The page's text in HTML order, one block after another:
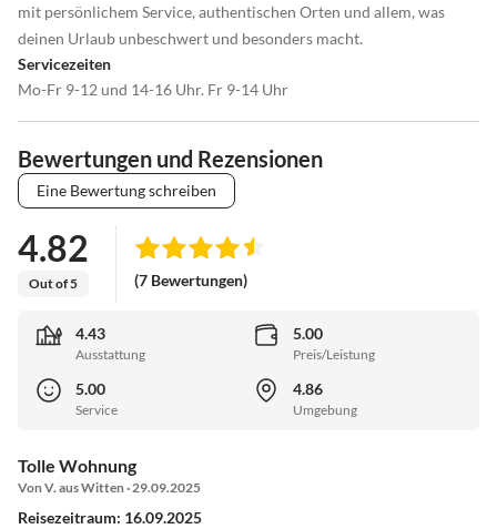
mit persönlichem Service, authentischen Orten und allem, was
deinen Urlaub unbeschwert und besonders macht.
Servicezeiten
Mo-Fr 9-12 und 14-16 Uhr. Fr 9-14 Uhr
Bewertungen und Rezensionen
Eine Bewertung schreiben
4.82
Out of 5 (7 Bewertungen)
4.43
Ausstattung
5.00
Preis/Leistung
5.00
Service
4.86
Umgebung
Tolle Wohnung
Von V. aus Witten · 29.09.2025
Reisezeitraum: 16.09.2025